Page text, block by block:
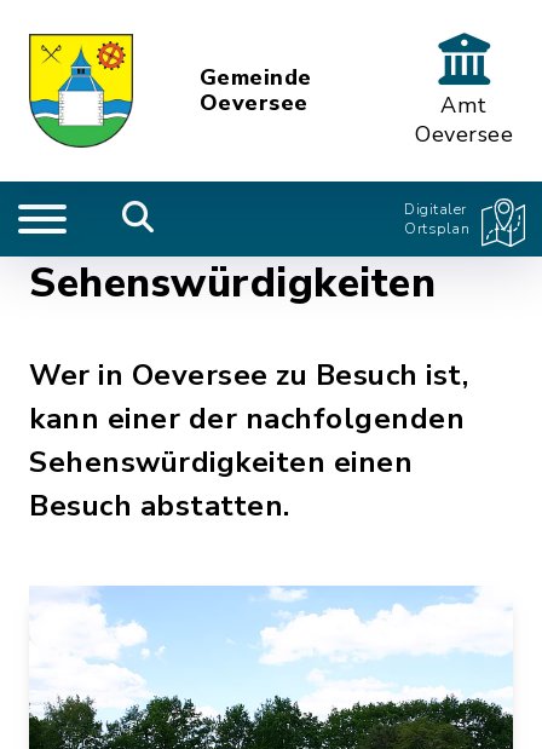
Gemeinde
Oeversee
Amt
Oeversee
Digitaler
Ortsplan
Sehenswürdigkeiten
Wer in Oeversee zu Besuch ist,
kann einer der nachfolgenden
Sehenswürdigkeiten einen
Besuch abstatten.